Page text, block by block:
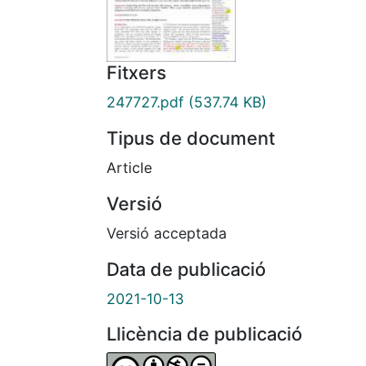
Fitxers
247727.pdf (537.74 KB)
Tipus de document
Article
Versió
Versió acceptada
Data de publicació
2021-10-13
Llicència de publicació